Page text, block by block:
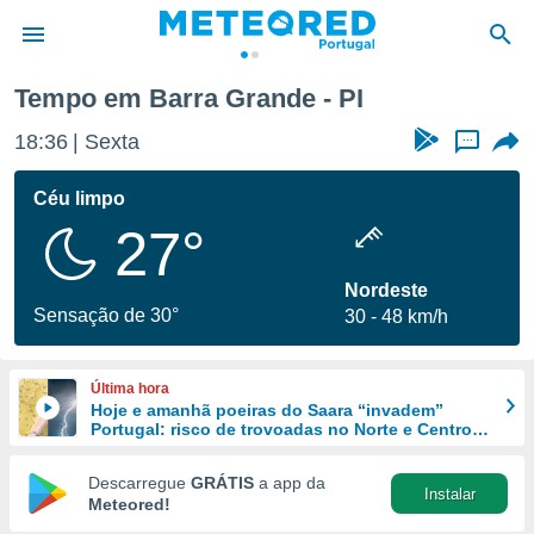
da
foi
fornecidas
a este
das
e
forma
digital
Tempo em Barra Grande - PI
18:36 Sexta ...
Céu limpo
27°
Sensação de 30°
Nordeste
30
48 km/h
Última hora
Hoje e amanhã poeiras do Saara “invadem”
Portugal: risco de trovoadas no Norte e Centro
Descarregue GRÁTIS a app da
Meteored!
Instalar